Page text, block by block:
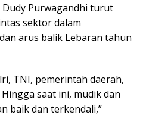
Purwagandhi turut
sektor dalam
arus balik Lebaran tahun
TNI, pemerintah daerah,
saat ini, mudik dan
baik dan terkendali,”